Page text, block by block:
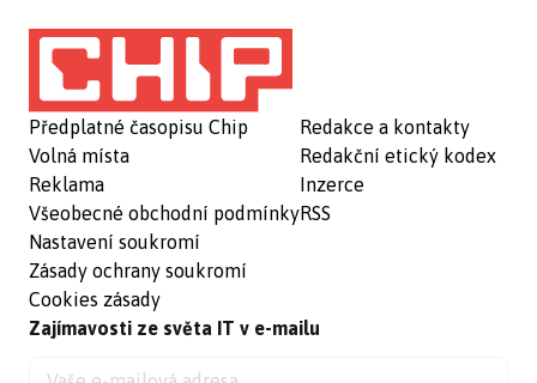
Předplatné časopisu Chip
Volná místa
Reklama
Všeobecné obchodní podmínky
Nastavení soukromí
Zásady ochrany soukromí
Cookies zásady
Redakce a kontakty
Redakční etický kodex
Inzerce
RSS
Zajímavosti ze světa IT v e-mailu